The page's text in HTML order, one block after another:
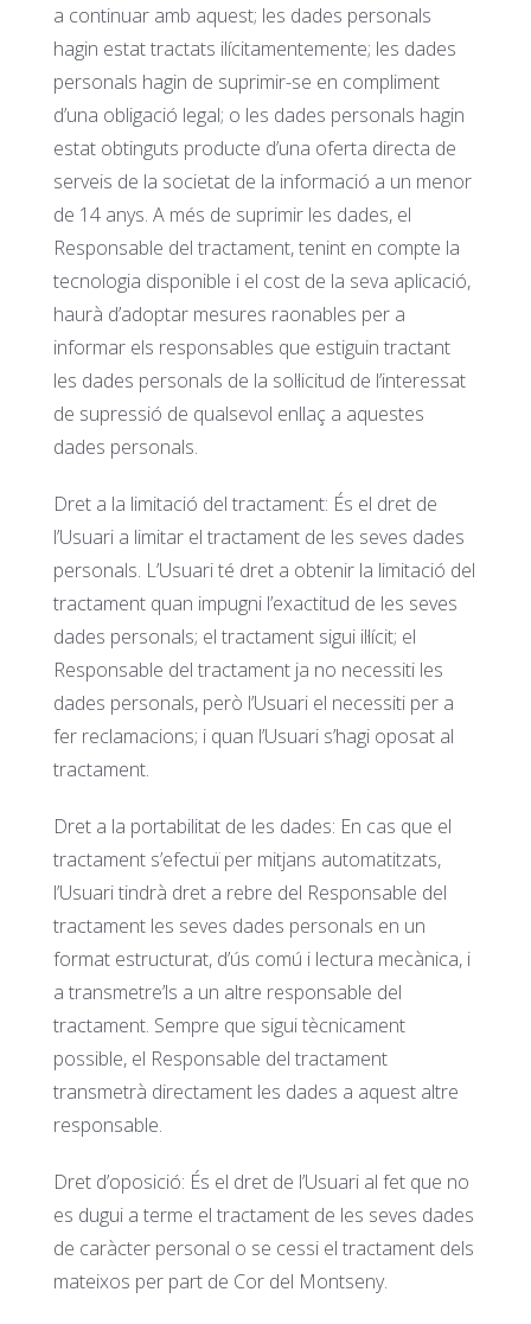
a continuar amb aquest; les dades personals
hagin estat tractats ilícitamentemente; les dades
personals hagin de suprimir-se en compliment
d’una obligació legal; o les dades personals hagin
estat obtinguts producte d’una oferta directa de
serveis de la societat de la informació a un menor
de 14 anys. A més de suprimir les dades, el
Responsable del tractament, tenint en compte la
tecnologia disponible i el cost de la seva aplicació,
haurà d’adoptar mesures raonables per a
informar els responsables que estiguin tractant
les dades personals de la sol·licitud de l’interessat
de supressió de qualsevol enllaç a aquestes
dades personals.
Dret a la limitació del tractament: És el dret de
l’Usuari a limitar el tractament de les seves dades
personals. L’Usuari té dret a obtenir la limitació del
tractament quan impugni l’exactitud de les seves
dades personals; el tractament sigui il·lícit; el
Responsable del tractament ja no necessiti les
dades personals, però l’Usuari el necessiti per a
fer reclamacions; i quan l’Usuari s’hagi oposat al
tractament.
Dret a la portabilitat de les dades: En cas que el
tractament s’efectuï per mitjans automatitzats,
l’Usuari tindrà dret a rebre del Responsable del
tractament les seves dades personals en un
format estructurat, d’ús comú i lectura mecànica, i
a transmetre’ls a un altre responsable del
tractament. Sempre que sigui tècnicament
possible, el Responsable del tractament
transmetrà directament les dades a aquest altre
responsable.
Dret d’oposició: És el dret de l’Usuari al fet que no
es dugui a terme el tractament de les seves dades
de caràcter personal o se cessi el tractament dels
mateixos per part de Cor del Montseny.